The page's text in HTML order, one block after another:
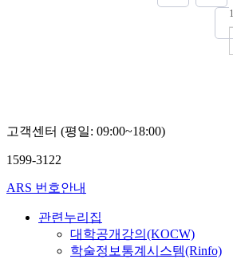
고객센터 (평일: 09:00~18:00)
1599-3122
ARS 번호안내
관련누리집
대학공개강의(KOCW)
학술정보통계시스템(Rinfo)